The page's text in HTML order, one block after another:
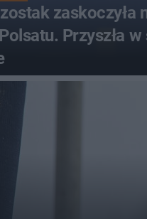
zaskoczyła
Przyszła w